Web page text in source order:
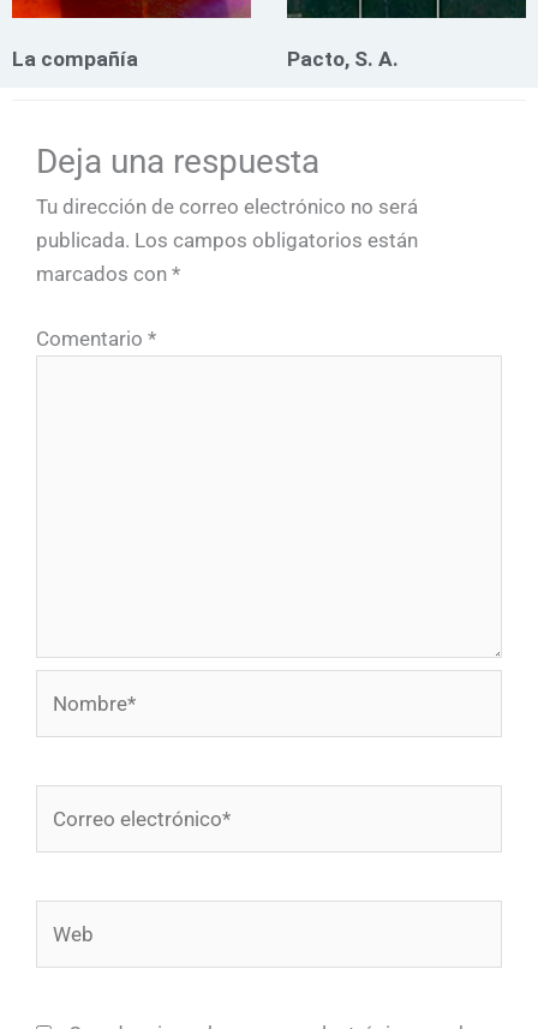
La compañía Pacto, S. A.
Deja una respuesta
Tu dirección de correo electrónico no será
publicada. Los campos obligatorios están
marcados con *
Comentario *